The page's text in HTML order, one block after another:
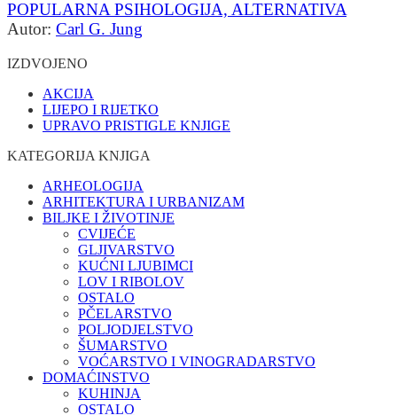
POPULARNA PSIHOLOGIJA, ALTERNATIVA
Autor: Carl G. Jung
IZDVOJENO
AKCIJA
LIJEPO I RIJETKO
UPRAVO PRISTIGLE KNJIGE
KATEGORIJA KNJIGA
ARHEOLOGIJA
ARHITEKTURA I URBANIZAM
BILJKE I ŽIVOTINJE
CVIJEĆE
GLJIVARSTVO
KUĆNI LJUBIMCI
LOV I RIBOLOV
OSTALO
PČELARSTVO
POLJODJELSTVO
ŠUMARSTVO
VOĆARSTVO I VINOGRADARSTVO
DOMAĆINSTVO
KUHINJA
OSTALO